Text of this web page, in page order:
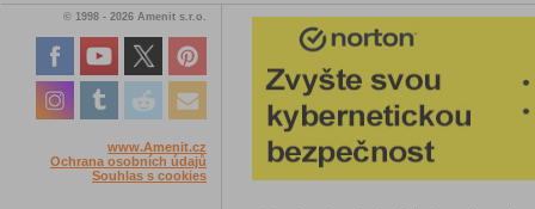
© 1998 - 2026 Amenit s.r.o.
www.Amenit.cz
Ochrana osobních údajů
Souhlas s cookies